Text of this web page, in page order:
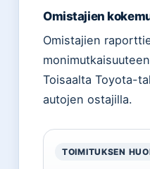
Omistajien
Omistajien
Toisaalta Toyota-
autojen ostajilla.
TOIMITUKSEN